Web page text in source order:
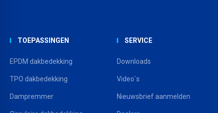
TOEPASSINGEN
EPDM dakbedekking
TPO dakbedekking
Dampremmer
SERVICE
Downloads
Video`s
Nieuwsbrief aanmelden